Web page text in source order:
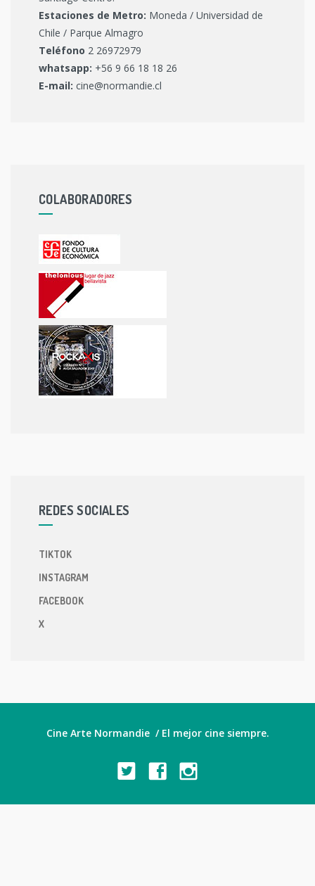
Estaciones de Metro: Moneda / Universidad de
Chile / Parque Almagro
Teléfono 2 26972979
whatsapp: +56 9 66 18 18 26
E-mail: cine@normandie.cl
COLABORADORES
REDES SOCIALES
TIKTOK
INSTAGRAM
FACEBOOK
X
Cine Arte Normandie / El mejor cine siempre.